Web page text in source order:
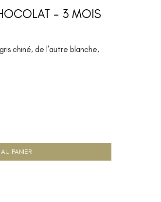
– 3 MOIS
chiné, de l’autre blanche,
PANIER